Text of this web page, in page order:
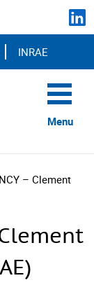
INRAE
Menu
– Clement